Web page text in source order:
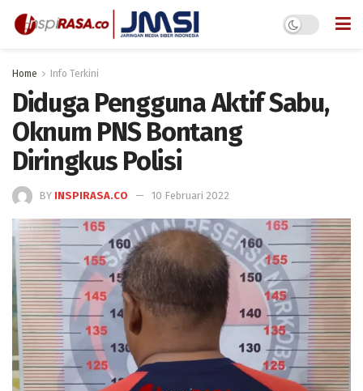
Home Info Terkini
Diduga Pengguna Aktif Sabu,
Oknum PNS Bontang
Diringkus Polisi
BY INSPIRASA.CO 10 Februari 2022